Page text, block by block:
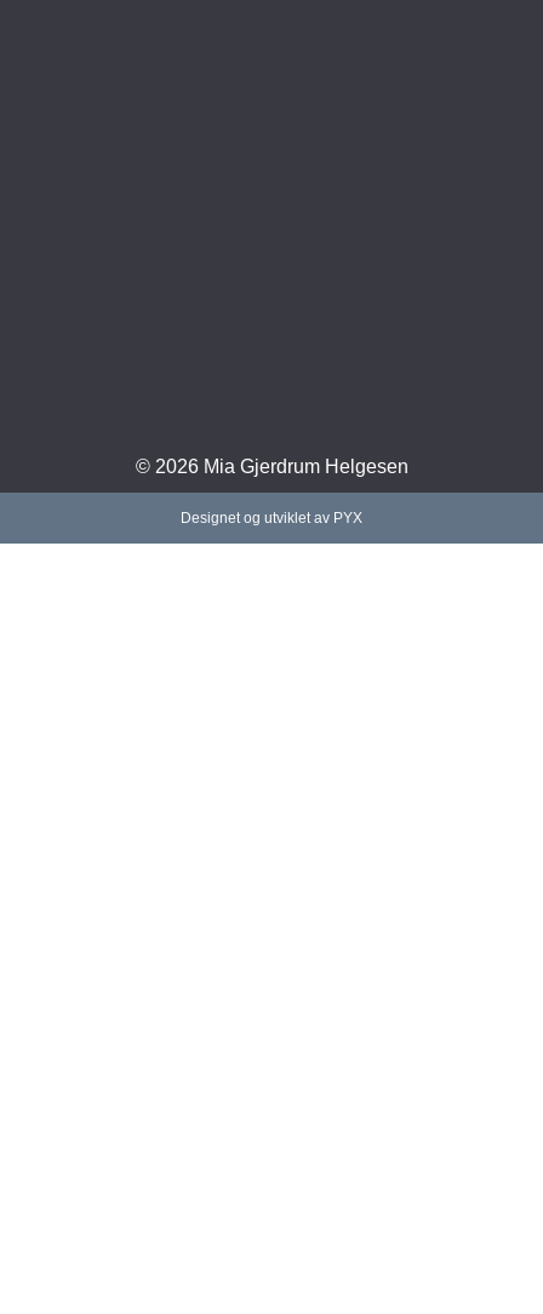
© 2026 Mia Gjerdrum Helgesen
Designet og utviklet av PYX